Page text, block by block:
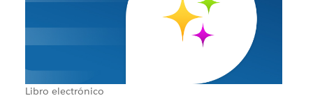
Libro electrónico